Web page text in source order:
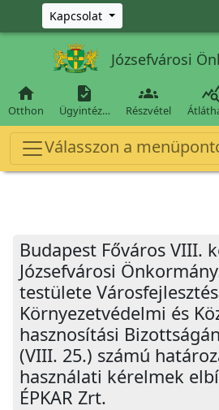
Ugrás a fő tartalomra
Kapcsolat
Józsefvárosi

Otthon

Ügyintéz…

Részvétel

Válasszon a
Budapest Főváros VIII.
Józsefvárosi
testülete
Környezetvédelmi és
hasznosítási
(VIII. 25.) számú
használati kérelmek
ÉPKAR Zrt.